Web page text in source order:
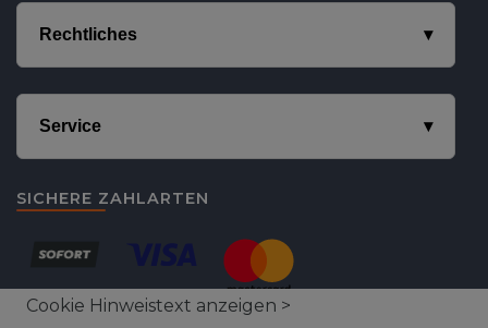
Rechtliches
Service
SICHERE ZAHLARTEN
Cookie Hinweistext anzeigen >